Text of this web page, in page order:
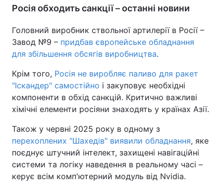
Росія обходить санкції – останні новини
Головний виробник ствольної артилерії в Росії –
Завод №9 – придбав європейське обладнання
для збільшення обсягів виробництва.
Крім того, Росія не виробляє паливо для ракет
"Іскандер" самостійно і закуповує необхідні
компоненти в обхід санкцій. Критично важливі
хімічні елементи росіяни знаходять у країнах Азії.
Також у червні 2025 року в одному з
перехоплених "Шахедів" виявили обладнання, яке
поєднує штучний інтелект, захищені навігаційні
системи та логіку наведення в реальному часі –
керує всім комп'ютерний модуль від Nvidia.